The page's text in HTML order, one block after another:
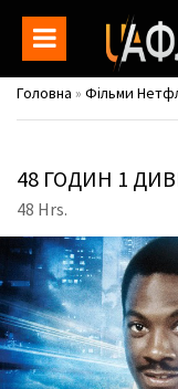
Головна » Фільми
48 ГОДИН 1
48 Hrs.